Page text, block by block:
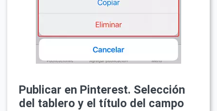
Publicar en Pinterest. Selección
del tablero y el título del campo